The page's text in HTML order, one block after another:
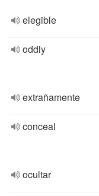
elegible
oddly
extrañamente
conceal
ocultar